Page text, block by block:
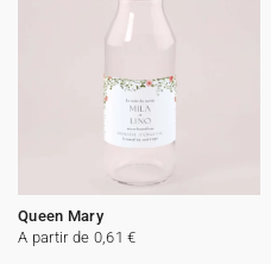
Queen Mary
A partir de 0,61 €